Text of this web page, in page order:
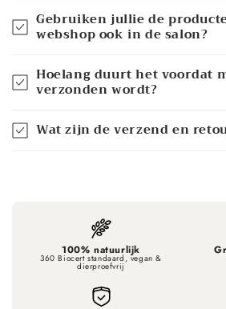
Gebruiken jullie de
webshop ook in de salon?
Hoelang duurt het voordat
verzonden wordt?
Wat zijn de verzend en
100% natuurlijk
360 Biocert standaard, vegan &
dierproefvrij